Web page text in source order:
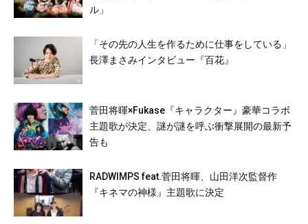
ル」
「その先の人生を作るために仕事をしている」
長澤まさみインタビュー『百花』
菅田将暉×Fukase『キャラクター』豪華コラボ
主題歌が決定、謎が謎を呼ぶ衝撃展開の最新予
告も
RADWIMPS feat.菅田将暉、山田洋次監督作
『キネマの神様』主題歌に決定